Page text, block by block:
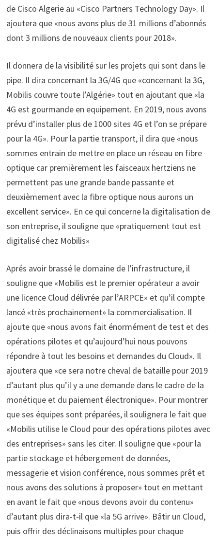
de Cisco Algerie au «Cisco Partners Technology Day». Il
ajoutera que «nous avons plus de 31 millions d’abonnés
dont 3 millions de nouveaux clients pour 2018».
Il donnera de la visibilité sur les projets qui sont dans le
pipe. Il dira concernant la 3G/4G que «concernant la 3G,
Mobilis couvre toute l’Algérie» tout en ajoutant que «la
4G est gourmande en equipement. En 2019, nous avons
prévu d’installer plus de 1000 sites 4G et l’on se prépare
pour la 4G». Pour la partie transport, il dira que «nous
sommes entrain de mettre en place un réseau en fibre
optique car premièrement les faisceaux hertziens ne
permettent pas une grande bande passante et
deuxièmement avec la fibre optique nous aurons un
excellent service». En ce qui concerne la digitalisation de
son entreprise, il souligne que «pratiquement tout est
digitalisé chez Mobilis»
Aprés avoir brassé le domaine de l’infrastructure, il
souligne que «Mobilis est le premier opérateur a avoir
une licence Cloud délivrée par l’ARPCE» et qu’il compte
lancé «très prochainement» la commercialisation. Il
ajoute que «nous avons fait énormément de test et des
opérations pilotes et qu’aujourd’hui nous pouvons
répondre à tout les besoins et demandes du Cloud». Il
ajoutera que «ce sera notre cheval de bataille pour 2019
d’autant plus qu’il y a une demande dans le cadre de la
monétique et du paiement électronique». Pour montrer
que ses équipes sont préparées, il soulignera le fait que
«Mobilis utilise le Cloud pour des opérations pilotes avec
des entreprises» sans les citer. Il souligne que «pour la
partie stockage et hébergement de données,
messagerie et vision conférence, nous sommes prêt et
nous avons des solutions à proposer» tout en mettant
en avant le fait que «nous devons avoir du contenu»
d’autant plus dira-t-il que «la 5G arrive». Bâtir un Cloud,
puis offrir des déclinaisons multiples pour chaque